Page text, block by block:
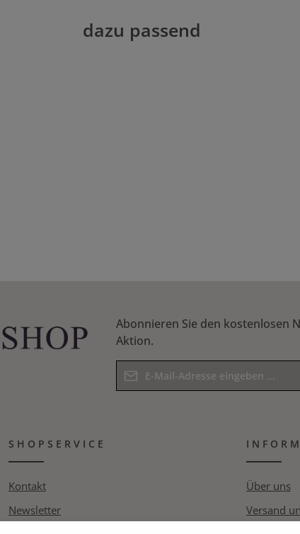
dazu passend
Abonnieren Sie den kostenlosen
Aktion.
E-Mail-Adresse*
Kenntnis genommen und die
bin mit ihnen einverstanden.*
Bitte geben Sie das Ergebnis der
SHOPSERVICE
Kontakt
Newsletter
Über uns
Versand